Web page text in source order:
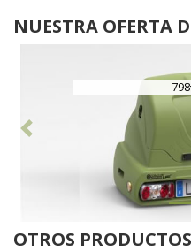
NUESTRA OFERTA
OTROS